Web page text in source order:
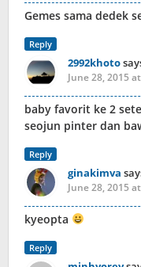
Gemes sama dedek
Reply
2992khoto
June 28, 2015
baby favorit ke 2
seojun pinter dan
Reply
ginakimva
June 28, 2015
kyeopta
Reply